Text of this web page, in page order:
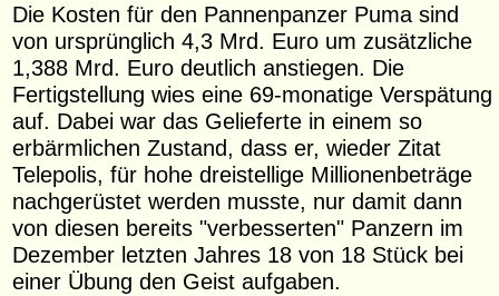
Die Kosten für den Pannenpanzer Puma sind
von ursprünglich 4,3 Mrd. Euro um zusätzliche
1,388 Mrd. Euro deutlich anstiegen. Die
Fertigstellung wies eine 69-monatige Verspätung
auf. Dabei war das Gelieferte in einem so
erbärmlichen Zustand, dass er, wieder Zitat
Telepolis, für hohe dreistellige Millionenbeträge
nachgerüstet werden musste, nur damit dann
von diesen bereits "verbesserten" Panzern im
Dezember letzten Jahres 18 von 18 Stück bei
einer Übung den Geist aufgaben.